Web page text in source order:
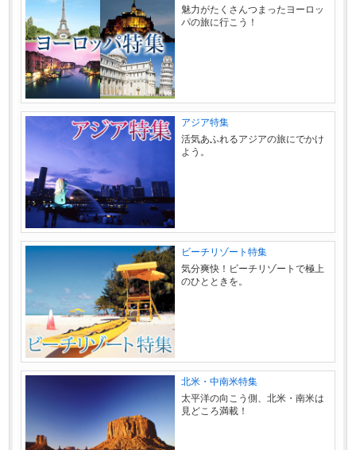
魅力がたくさんつまったヨーロッ
パの旅に行こう！
アジア特集
活気あふれるアジアの旅にでかけ
よう。
ビーチリゾート特集
気分爽快！ビーチリゾートで極上
のひとときを。
北米・中南米特集
太平洋の向こう側、北米・南米は
見どころ満載！